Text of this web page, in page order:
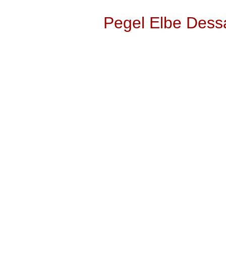
Pegel Elbe